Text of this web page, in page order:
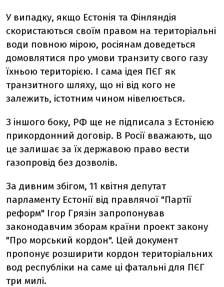
У випадку, якщо Естонія та Фінляндія
скористаються своїм правом на територіальні
води повною мірою, росіянам доведеться
домовлятися про умови транзиту свого газу
їхньою територією. І сама ідея ПЄГ як
транзитного шляху, що ні від кого не
залежить, істотним чином нівелюється.
З іншого боку, РФ ще не підписала з Естонією
прикордонний договір. В Росії вважають, що
це залишає за їх державою право вести
газопровід без дозволів.
За дивним збігом, 11 квітня депутат
парламенту Естонії від правлячої "Партії
реформ" Ігор Грязін запропонував
законодавчим зборам країни проект закону
"Про морський кордон". Цей документ
пропонує розширити кордон територіальних
вод республіки на саме ці фатальні для ПЄГ
три милі.